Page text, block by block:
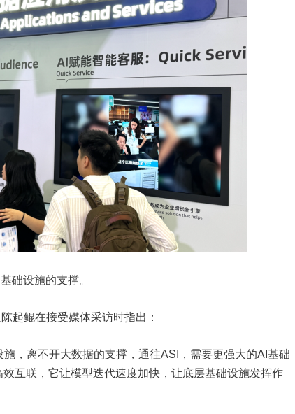
础设施的支撑。
起鲲在接受媒体采访时指出：
，离不开大数据的支撑，通往ASI，需要更强大的AI基础
互联，它让模型迭代速度加快，让底层基础设施发挥作